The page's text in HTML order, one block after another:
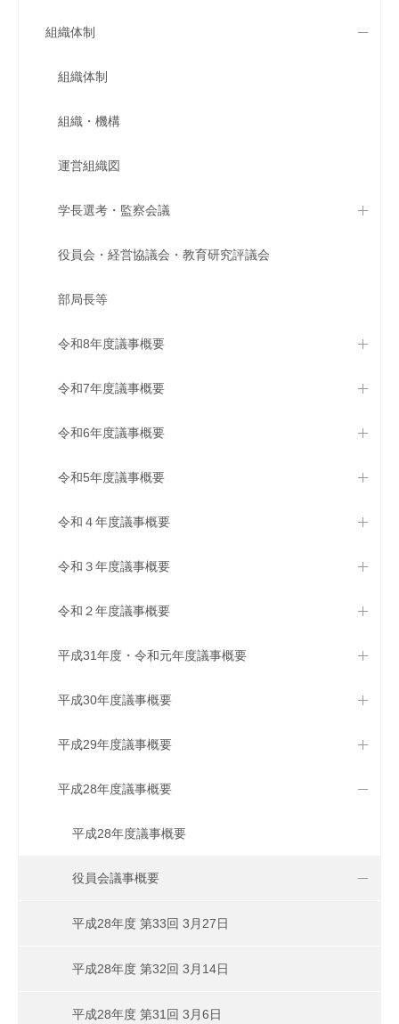
組織体制
組織体制
組織・機構
運営組織図
学長選考・監察会議
役員会・経営協議会・教育研究評議会
部局長等
令和8年度議事概要
令和7年度議事概要
令和6年度議事概要
令和5年度議事概要
令和４年度議事概要
令和３年度議事概要
令和２年度議事概要
平成31年度・令和元年度議事概要
平成30年度議事概要
平成29年度議事概要
平成28年度議事概要
平成28年度議事概要
役員会議事概要
平成28年度 第33回 3月27日
平成28年度 第32回 3月14日
平成28年度 第31回 3月6日